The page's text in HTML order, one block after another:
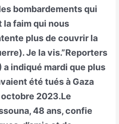
bombardements qui
la faim qui nous
plus de couvrir la
Je la vis.”Reporters
indiqué mardi que plus
été tués à Gaza
octobre 2023.Le
48 ans, confie